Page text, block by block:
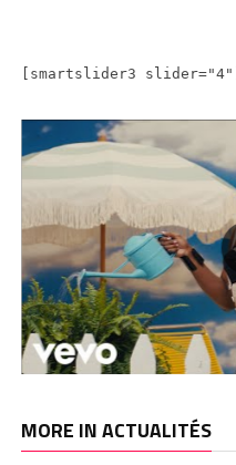
[smartslider3 slider="4"]
MORE IN ACTUALITÉS